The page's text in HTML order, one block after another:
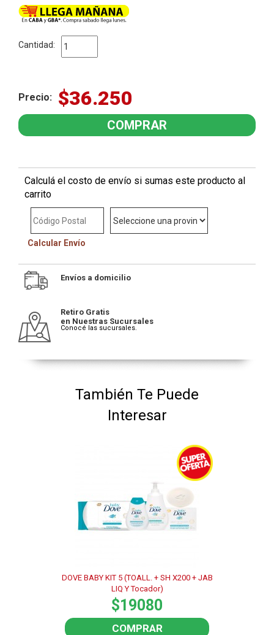
Cantidad:
Precio: $36.250
Calculá el costo de envío si sumas este producto al
carrito
Calcular Envío
Envíos a domicilio
Retiro Gratis
en Nuestras Sucursales
Conocé las sucursales.
También Te Puede
Interesar
DOVE BABY KIT 5 (TOALL. + SH X200 + JAB
LIQ Y Tocador)
$19080
COMPRAR